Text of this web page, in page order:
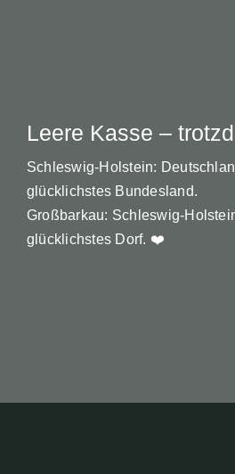
Leere Kasse –
Schleswig-Holstein:
glücklichstes Bundesland.
Großbarkau: Schleswig-
glücklichstes Dorf. ❤️